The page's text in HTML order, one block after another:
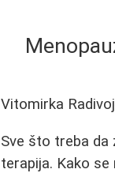
Vitomirka
Sve što treba da
terapija. Kako